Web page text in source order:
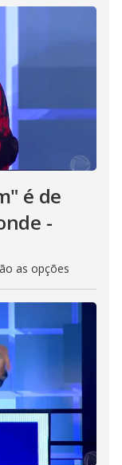
é de
-
as opções